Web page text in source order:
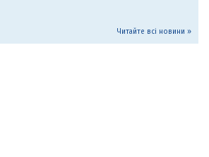
Читайте всі новини »